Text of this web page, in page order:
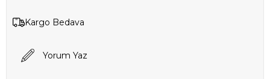
Kargo Bedava
Yorum Yaz